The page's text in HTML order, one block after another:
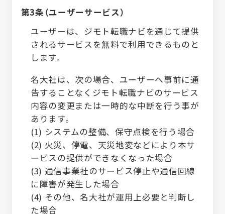
第3条（ユーザーサービス）
ユーザーは、ジモト転職ナビを通じて提供
されるサービスを無料で利用できるものと
します。
名大社は、次の場合、ユーザーへ事前に通
告することなくジモト転職ナビのサービス
内容の変更または一時的な中断を行う事が
あります。
(1) システムの整備、保守点検を行う場合
(2) 火災、停電、天災地変などにより本サ
ービスの提供ができなくなった場合
(3) 通信事業社のサービス停止や通信回線
に障害が発生した場合
(4) その他、名大社が運用上必要と判断し
た場合